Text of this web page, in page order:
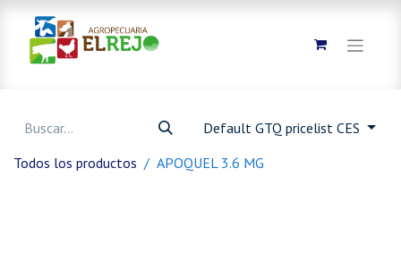
Default GTQ pricelist CES
Todos los productos
APOQUEL 3.6 MG